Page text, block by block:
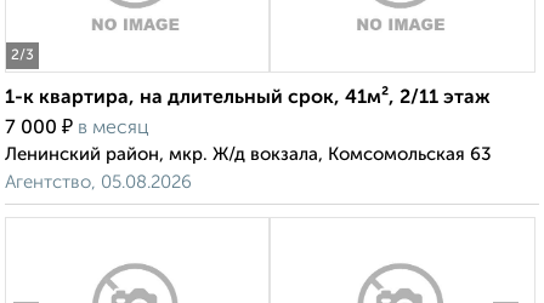
2/3
1-к квартира, на длительный срок, 41м², 2/11 этаж
7 000 ₽ в месяц
Ленинский район, мкр. Ж/д вокзала, Комсомольская 63
Агентство, 05.08.2026